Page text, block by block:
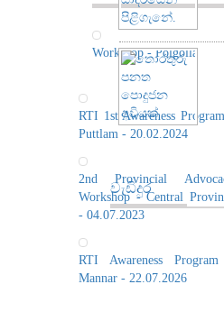
වැඩිදුර
Workshop - Polgolla
RTI 1st Awareness
Puttlam - 20.02.2024
2nd Provincial
Workshop - Central
- 04.07.2023
RTI Awareness
Mannar - 22.07.2026